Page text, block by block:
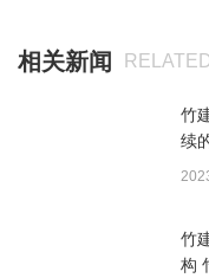
相关新闻
竹
续
竹
构